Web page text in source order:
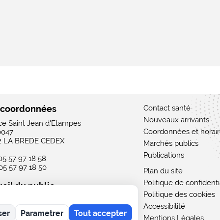
Saint Jean d'Etampes
LA BREDE CEDEX
57 97 18 58
57 97 18 50
du public
au vendredi : 9h - 12h / 15h - 19h
: 9h - 12h
Contact santé
Nouveaux arrivants
Coordonnées et
Marchés publics
Publications
Plan du site
Politique de
Politique des cookies
Accessibilité
Mentions Légales
Parametrer Tout accepter